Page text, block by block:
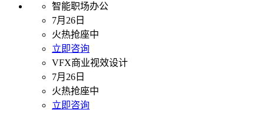
智能职场办公
7月26日
火热抢座中
立即咨询
VFX商业视效设计
7月26日
火热抢座中
立即咨询